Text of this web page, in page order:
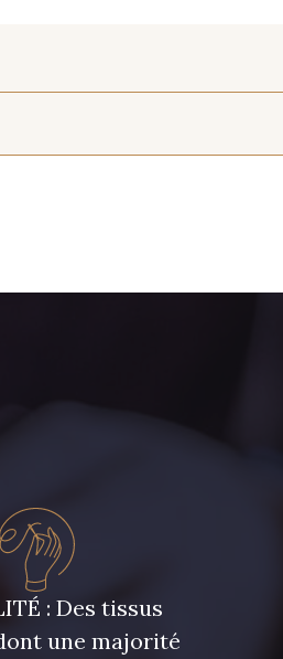
: Des tissus
une majorité